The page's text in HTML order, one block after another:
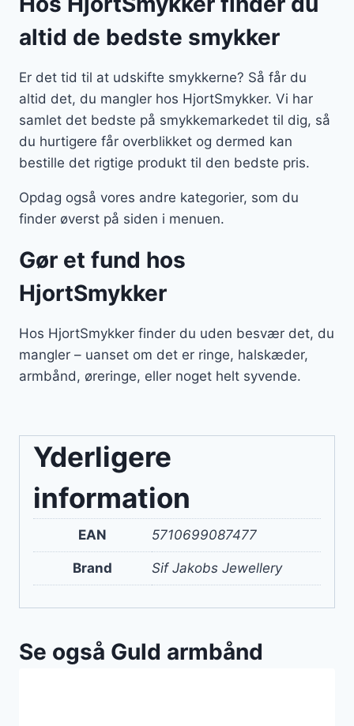
altid de bedste smykker
Er det tid til at udskifte smykkerne? Så får du
altid det, du mangler hos HjortSmykker. Vi har
samlet det bedste på smykkemarkedet til dig, så
du hurtigere får overblikket og dermed kan
bestille det rigtige produkt til den bedste pris.
Opdag også vores andre kategorier, som du
finder øverst på siden i menuen.
Gør et fund hos
HjortSmykker
Hos HjortSmykker finder du uden besvær det, du
mangler – uanset om det er ringe, halskæder,
armbånd, øreringe, eller noget helt syvende.
Yderligere
information
EAN 5710699087477
Brand Sif Jakobs Jewellery
Se også Guld armbånd